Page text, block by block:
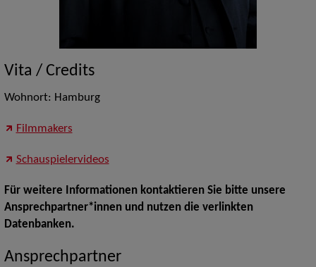
Vita / Credits
Wohnort: Hamburg
Filmmakers
Schauspielervideos
Für weitere Informationen kontaktieren Sie bitte unsere
Ansprechpartner*innen und nutzen die verlinkten
Datenbanken.
Ansprechpartner